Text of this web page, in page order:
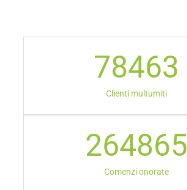
78463
Clienti multumiti
264865
Comenzi onorate